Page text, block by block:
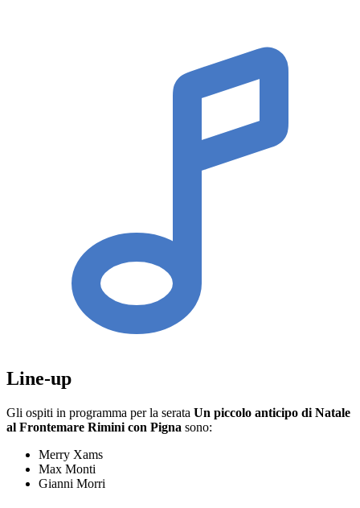
Line-up
Gli ospiti in programma per la serata Un piccolo anticipo di Natale
al Frontemare Rimini con Pigna sono:
Merry Xams
Max Monti
Gianni Morri